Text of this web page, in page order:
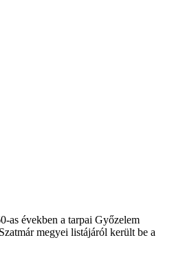
as években a tarpai Győzelem
megyei listájáról került be a